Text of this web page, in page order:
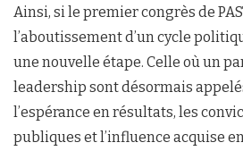
Ainsi, si le premier congrès de
l’aboutissement d’un cycle
une nouvelle étape. Celle où un
leadership sont désormais
l’espérance en résultats, les
publiques et l’influence acquise